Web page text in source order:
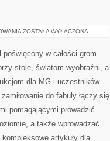
GRY
ZOSTAŁA WYŁĄCZONA
w całości grom
stole, światom wyobraźni, a
dla MG i uczestników.
do fabuły łączy się
pomagającymi prowadzić
a także wprowadzać
artykuły dla